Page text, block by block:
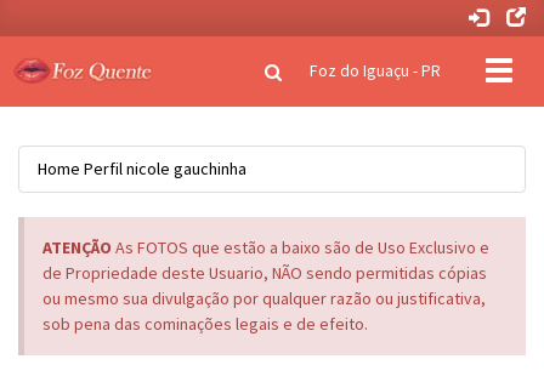
Clique
Foz do Iguaçu - PR
Home Perfilnicole gauchinha
ATENÇÃO As FOTOS que estão a baixo são de Uso Exclusivo e
de Propriedade deste Usuario, NÃO sendo permitidas cópias
ou mesmo sua divulgação por qualquer razão ou justificativa,
sob pena das cominações legais e de efeito.